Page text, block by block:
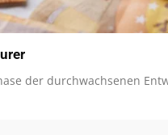
der durchwachsenen